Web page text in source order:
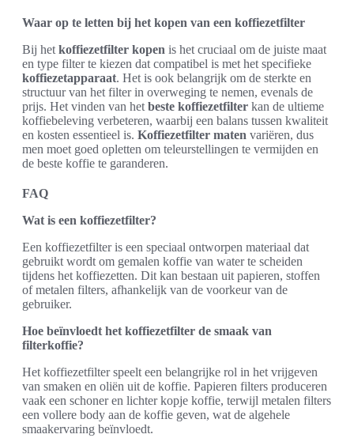
Waar op te letten bij het kopen van een koffiezetfilter
Bij het koffiezetfilter kopen is het cruciaal om de juiste maat
en type filter te kiezen dat compatibel is met het specifieke
koffiezetapparaat. Het is ook belangrijk om de sterkte en
structuur van het filter in overweging te nemen, evenals de
prijs. Het vinden van het beste koffiezetfilter kan de ultieme
koffiebeleving verbeteren, waarbij een balans tussen kwaliteit
en kosten essentieel is. Koffiezetfilter maten variëren, dus
men moet goed opletten om teleurstellingen te vermijden en
de beste koffie te garanderen.
FAQ
Wat is een koffiezetfilter?
Een koffiezetfilter is een speciaal ontworpen materiaal dat
gebruikt wordt om gemalen koffie van water te scheiden
tijdens het koffiezetten. Dit kan bestaan uit papieren, stoffen
of metalen filters, afhankelijk van de voorkeur van de
gebruiker.
Hoe beïnvloedt het koffiezetfilter de smaak van
filterkoffie?
Het koffiezetfilter speelt een belangrijke rol in het vrijgeven
van smaken en oliën uit de koffie. Papieren filters produceren
vaak een schoner en lichter kopje koffie, terwijl metalen filters
een vollere body aan de koffie geven, wat de algehele
smaakervaring beïnvloedt.